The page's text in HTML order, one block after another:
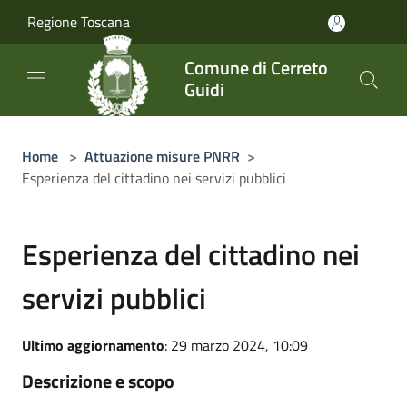
Regione Toscana
Comune di Cerreto
Guidi
Home > Attuazione misure PNRR >
Esperienza del cittadino nei servizi pubblici
Esperienza del cittadino nei
servizi pubblici
Ultimo aggiornamento: 29 marzo 2024, 10:09
Descrizione e scopo